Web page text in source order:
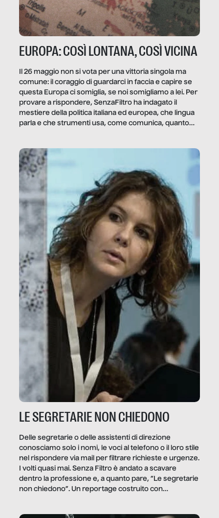
EUROPA: COSÌ LONTANA, COSÌ VICINA
Il 26 maggio non si vota per una vittoria singola ma
comune: il coraggio di guardarci in faccia e capire se
questa Europa ci somiglia, se noi somigliamo a lei. Per
provare a rispondere, SenzaFiltro ha indagato il
mestiere della politica italiana ed europea, che lingua
parla e che strumenti usa, come comunica, quanto
LE SEGRETARIE NON CHIEDONO
Delle segretarie o delle assistenti di direzione
conosciamo solo i nomi, le voci al telefono o il loro stile
nel rispondere via mail per filtrare richieste e urgenze.
I volti quasi mai. Senza Filtro è andato a scavare
dentro la professione e, a quanto pare, “Le segretarie
non chiedono”. Un reportage costruito con